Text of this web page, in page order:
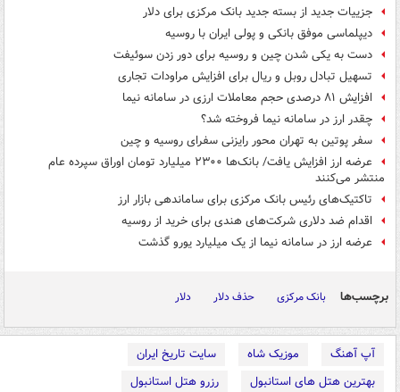
جزییات جدید از بسته جدید بانک مرکزی برای دلار
دیپلماسی موفق بانکی و پولی ایران با روسیه
دست به یکی شدن چین و روسیه برای دور زدن سوئیفت
تسهیل تبادل روبل و ریال برای افزایش مراودات تجاری
افزایش ۸۱ درصدی حجم معاملات ارزی در سامانه نیما
چقدر ارز در سامانه نیما فروخته شد؟
سفر پوتین به تهران محور رایزنی سفرای روسیه و چین
عرضه ارز افزایش یافت/ بانک‌ها ۲۳۰۰ میلیارد تومان اوراق سپرده عام
منتشر می‌کنند
تاکتیک‌های رئیس بانک مرکزی برای ساماندهی بازار ارز
اقدام ضد دلاری شرکت‌های هندی برای خرید از روسیه
عرضه ارز در سامانه نیما از یک میلیارد یورو گذشت
برچسب‌ها بانک مرکزی حذف دلار دلار
آپ آهنگ موزیک شاه
سایت تاریخ ایران
بهترین هتل های استانبول
رزرو هتل استانبول